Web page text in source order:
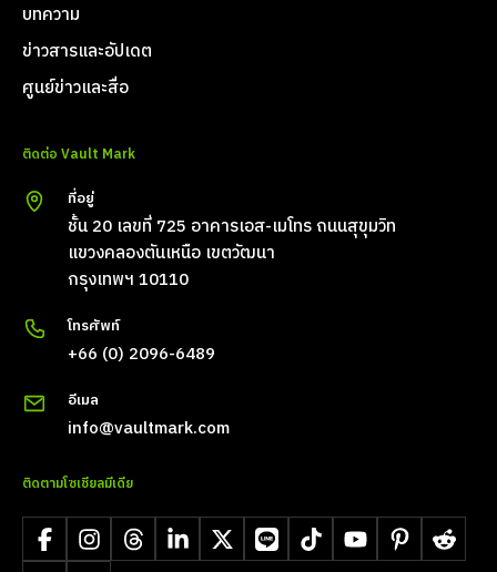
บทความ
ข่าวสารและอัปเดต
ศูนย์ข่าวและสื่อ
ติดต่อ Vault Mark
ที่อยู่
ชั้น 20 เลขที่ 725 อาคารเอส-เมโทร ถนนสุขุมวิท
แขวงคลองตันเหนือ เขตวัฒนา
กรุงเทพฯ 10110
โทรศัพท์
+66 (0) 2096-6489
อีเมล
info@vaultmark.com
ติดตามโซเชียลมีเดีย
FacebookInstagramThreadsLinkedIn
X LINE TikTokYouTubePinterestReddit